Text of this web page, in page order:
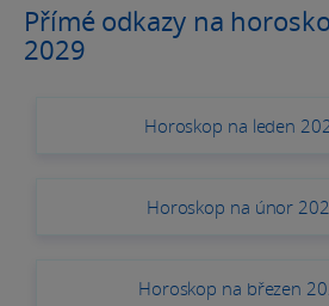
Přímé odkazy na
2029
Horoskop na leden
Horoskop na únor
Horoskop na březen